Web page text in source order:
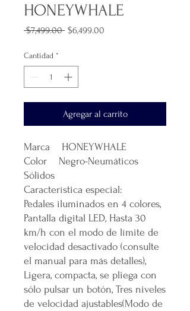
HONEYWHALE
$7,499.00 Precio
$6,499.00
Cantidad *
Agregar al carrito
Marca HONEYWHALE
Color Negro-Neumáticos
Sólidos
Característica especial:
Pedales iluminados en 4 colores,
Pantalla digital LED, Hasta 30
km/h con el modo de límite de
velocidad desactivado (consulte
el manual para más detalles),
Ligera, compacta, se pliega con
sólo pulsar un botón, Tres niveles
de velocidad ajustables(Modo de